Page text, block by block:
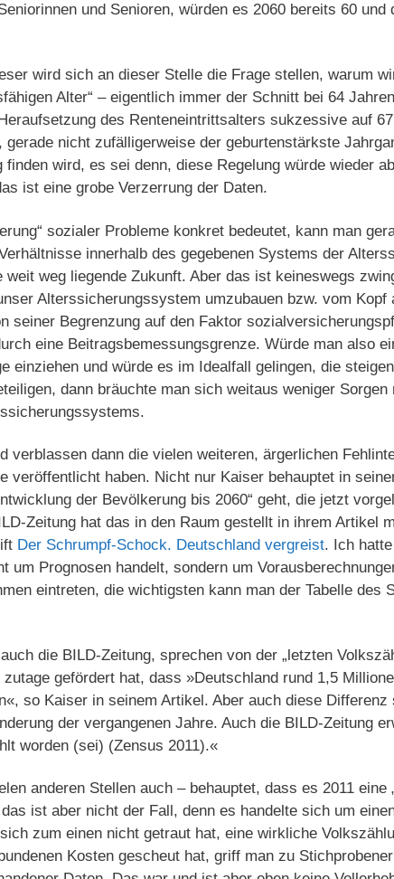
und Senioren, würden es 2060 bereits 60 und
wird sich an dieser Stelle die Frage stellen, warum
Alter“ – eigentlich immer der Schnitt bei 64
des Renteneintrittsalters sukzessive auf
gerade nicht zufälligerweise der geburtenstärkste
finden wird, es sei denn, diese Regelung würde wieder
ist eine grobe Verzerrung der Daten.
sozialer Probleme konkret bedeutet, kann man
innerhalb des gegebenen Systems der
weit weg liegende Zukunft. Aber das ist keineswegs
Alterssicherungssystem umzubauen bzw. vom
seiner Begrenzung auf den Faktor
eine Beitragsbemessungsgrenze. Würde man also
einziehen und würde es im Idealfall gelingen, die
dann bräuchte man sich weitaus weniger Sorgen
verblassen dann die vielen weiteren, ärgerlichen
veröffentlicht haben. Nicht nur Kaiser behauptet in
der Bevölkerung bis 2060“ geht, die jetzt
Zeitung hat das in den Raum gestellt in ihrem Artikel
Der Schrumpf-Schock. Deutschland vergreist. Ich
um Prognosen handelt, sondern um
eintreten, die wichtigsten kann man der Tabelle des
die BILD-Zeitung, sprechen von der „letzten
zutage gefördert hat, dass »Deutschland rund 1,5
so Kaiser in seinem Artikel. Aber auch diese
der vergangenen Jahre. Auch die BILD-Zeitung
worden (sei) (Zensus 2011).«
anderen Stellen auch – behauptet, dass es 2011 eine
ist aber nicht der Fall, denn es handelte sich um
zum einen nicht getraut hat, eine wirkliche
Kosten gescheut hat, griff man zu